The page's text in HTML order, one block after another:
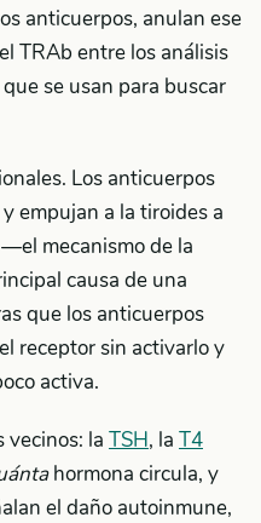
anticuerpos, anulan ese
TRAb entre los análisis
se usan para buscar
Los anticuerpos
empujan a la tiroides a
mecanismo de la
causa de una
que los anticuerpos
receptor sin activarlo y
activa.
vecinos: la TSH, la T4
hormona circula, y
el daño autoinmune,